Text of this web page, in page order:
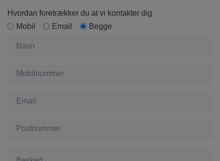
Hvordan foretrækker du at vi kontakter dig
Mobil
Email Begge